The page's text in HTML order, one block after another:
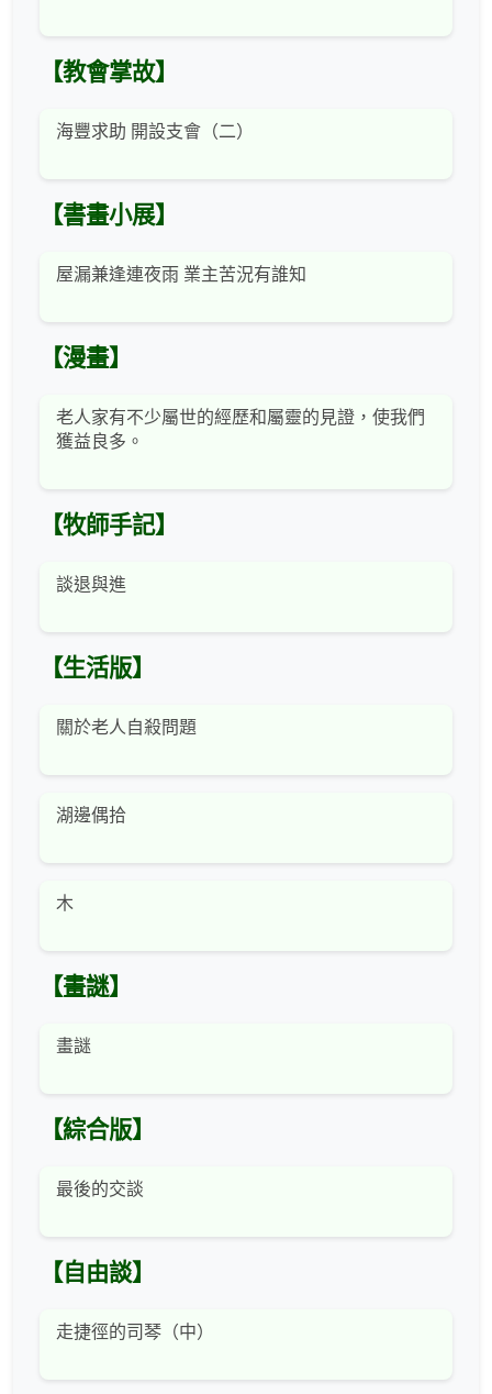
【教會掌故】
海豐求助 開設支會（二）
【書畫小展】
屋漏兼逢連夜雨 業主苦況有誰知
【漫畫】
老人家有不少屬世的經歷和屬靈的見證，使我們
獲益良多。
【牧師手記】
談退與進
【生活版】
關於老人自殺問題
湖邊偶拾
木
【畫謎】
畫謎
【綜合版】
最後的交談
【自由談】
走捷徑的司琴（中）